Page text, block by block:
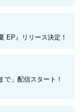
EP』リリース決定！
で」配信スタート！